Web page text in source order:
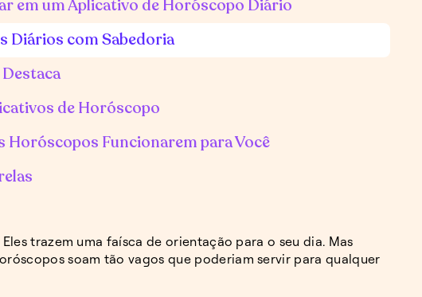
em um Aplicativo de Horóscopo Diário
Diários com Sabedoria
de Horóscopo
Horóscopos Funcionarem para Você
trazem uma faísca de orientação para o seu dia. Mas
soam tão vagos que poderiam servir para qualquer